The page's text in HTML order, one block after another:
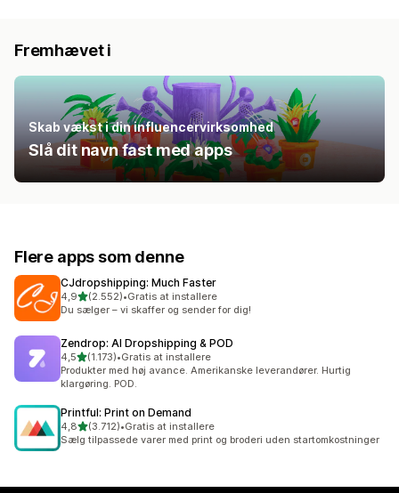
Fremhævet i
Skab vækst i din influencervirksomhed
Slå dit navn fast med apps
Flere apps som denne
CJdropshipping: Much Faster
4,9ud af 5 stjerner
(2.552)
2552 anmeldelser i alt
•Gratis at installere
Du sælger – vi skaffer og sender for dig!
Zendrop: AI Dropshipping & POD
4,5ud af 5 stjerner
(1.173)
1173 anmeldelser i alt
•Gratis at installere
Produkter med høj avance. Amerikanske leverandører. Hurtig
klargøring. POD.
Printful: Print on Demand
4,8ud af 5 stjerner
(3.712)
3712 anmeldelser i alt
•Gratis at installere
Sælg tilpassede varer med print og broderi uden startomkostninger